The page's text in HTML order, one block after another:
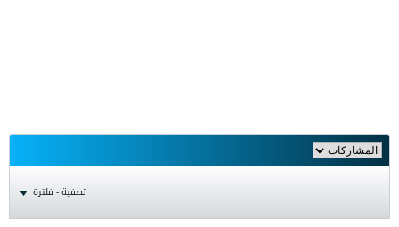
تصفية - فلترة